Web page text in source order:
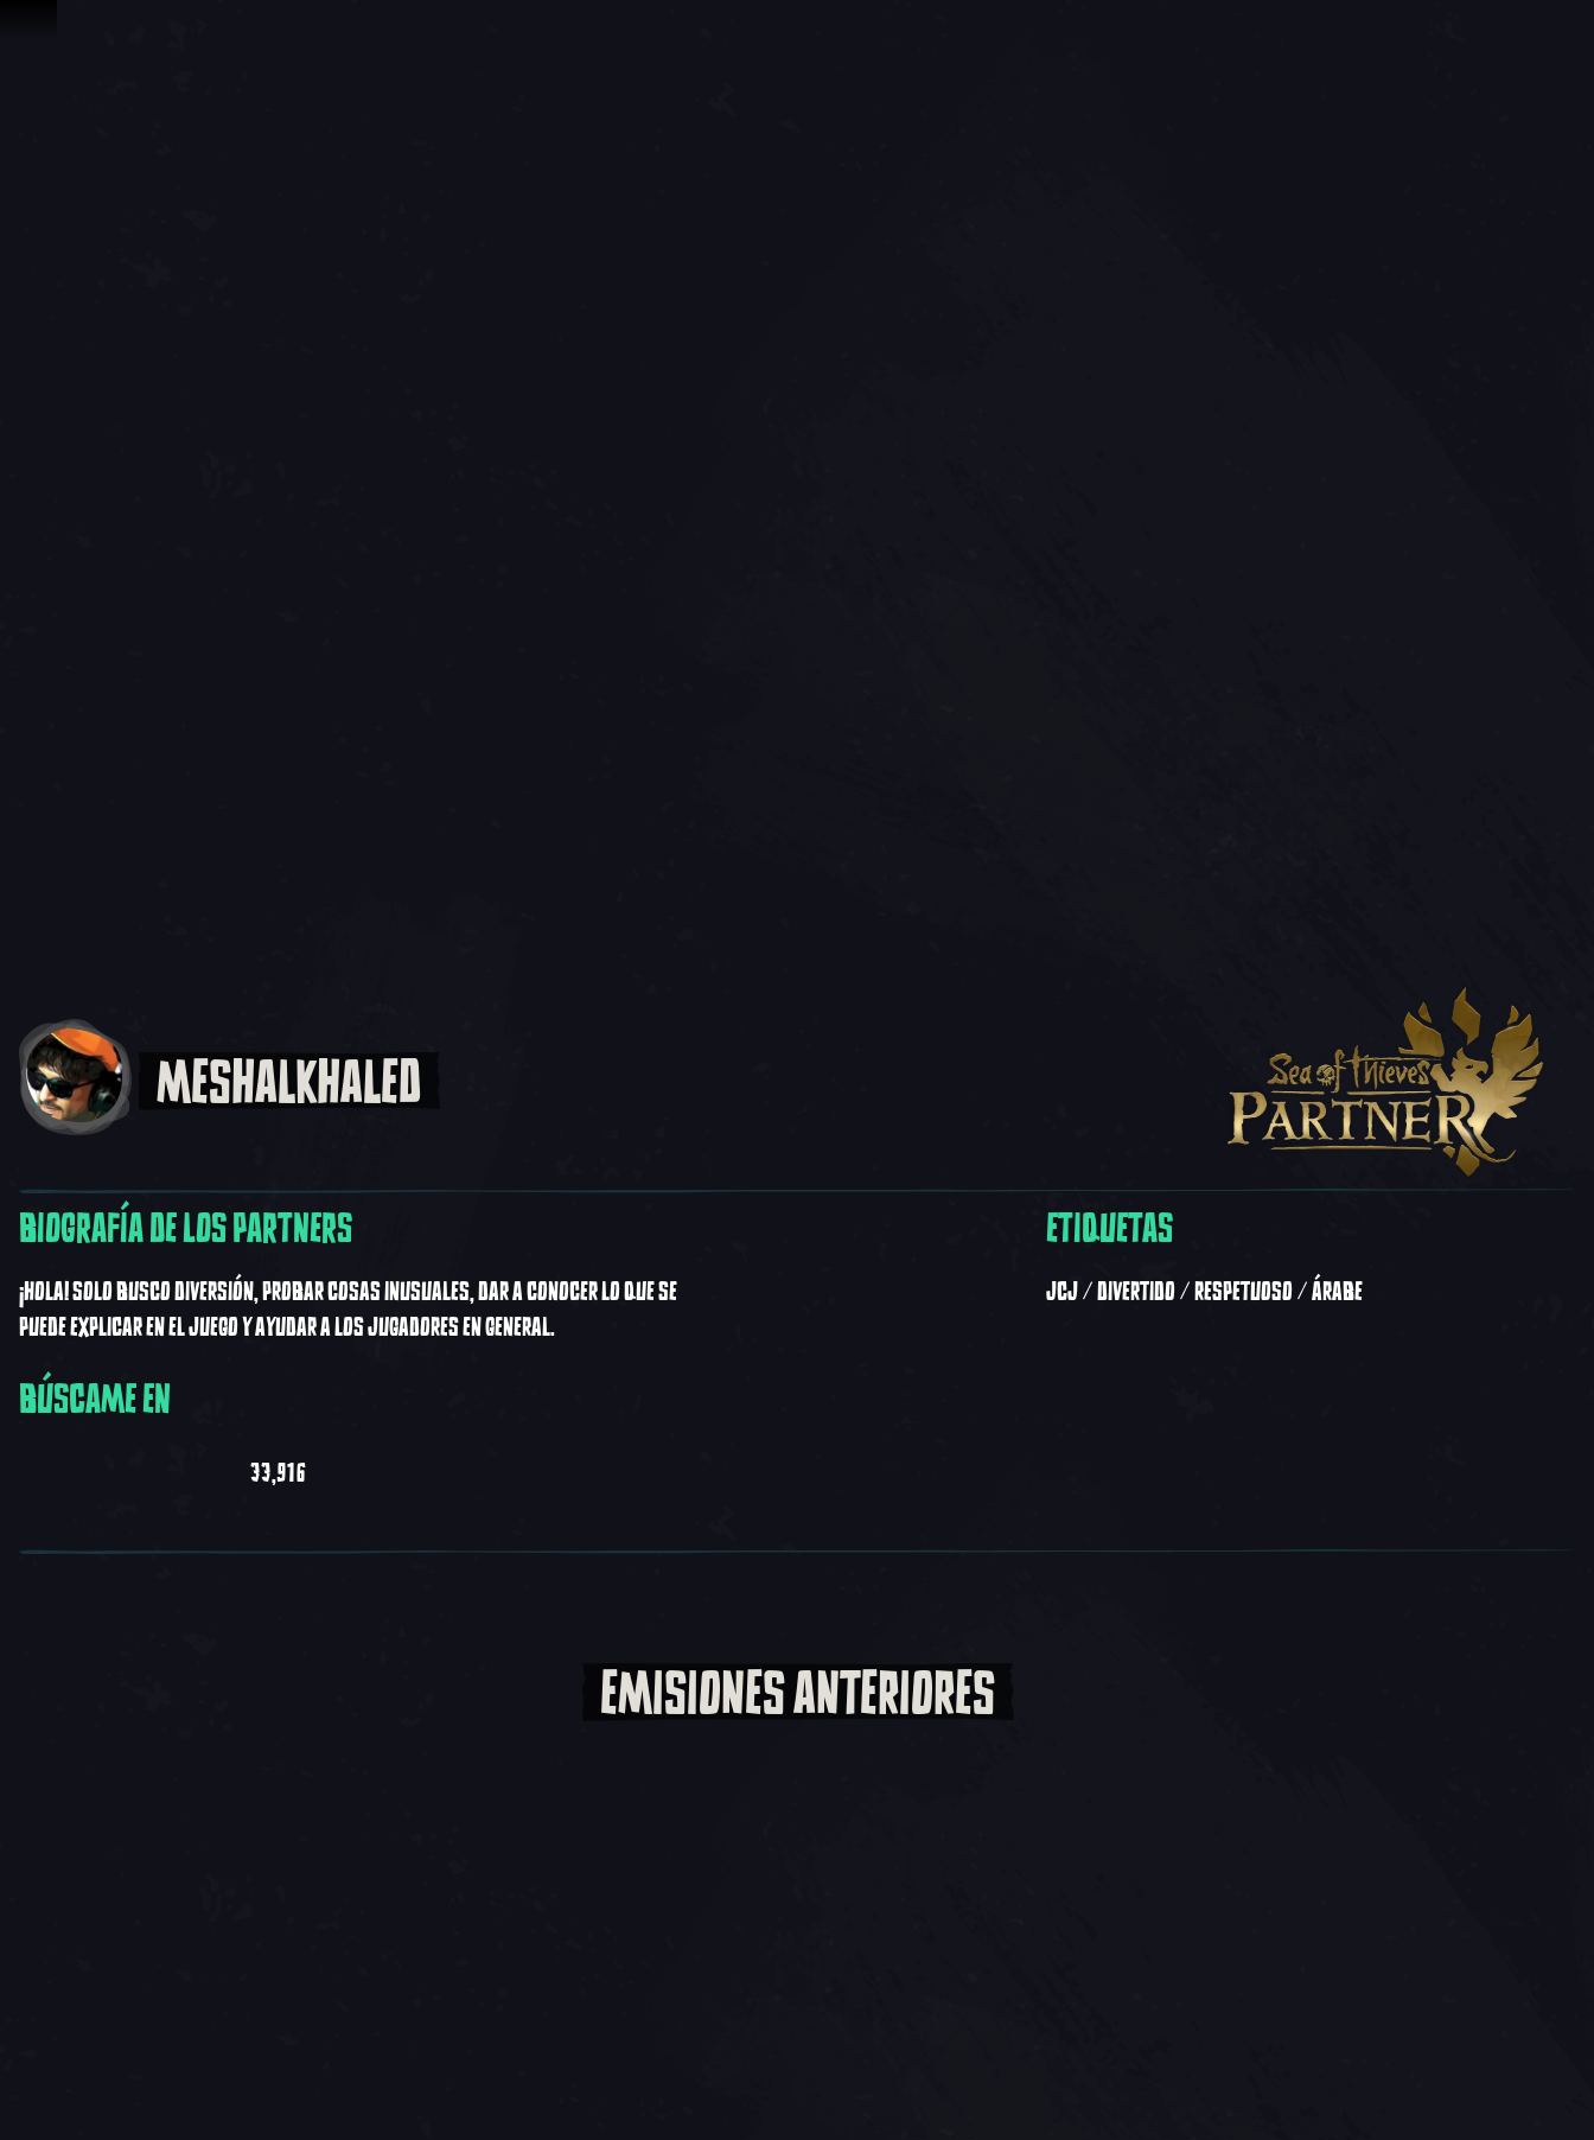
MESHALKHALED
BIOGRAFÍA DE LOS PARTNERS
¡HOLA! SOLO BUSCO DIVERSIÓN, PROBAR COSAS INUSUALES, DAR A CONOCER LO QUE SE
PUEDE EXPLICAR EN EL JUEGO Y AYUDAR A LOS JUGADORES EN GENERAL.
BÚSCAME EN
33,916
ETIQUETAS
JCJ DIVERTIDO RESPETUOSO ÁRABE
EMISIONES ANTERIORES